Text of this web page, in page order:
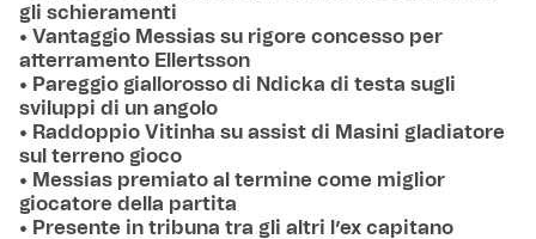
gli schieramenti
• Vantaggio Messias su rigore concesso per
atterramento Ellertsson
• Pareggio giallorosso di Ndicka di testa sugli
sviluppi di un angolo
• Raddoppio Vitinha su assist di Masini gladiatore
sul terreno gioco
• Messias premiato al termine come miglior
giocatore della partita
• Presente in tribuna tra gli altri l’ex capitano